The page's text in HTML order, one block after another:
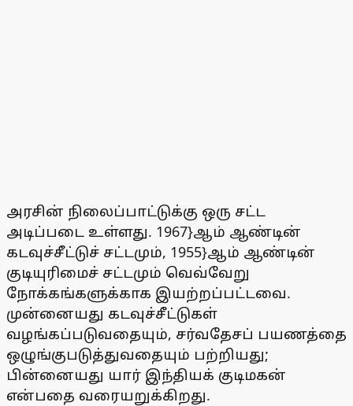
அரசின் நிலைப்பாட்டுக்கு ஒரு சட்ட
அடிப்படை உள்ளது. 1967}ஆம் ஆண்டின்
கடவுச்சீட்டுச் சட்டமும், 1955}ஆம் ஆண்டின்
குடியுரிமைச் சட்டமும் வெவ்வேறு
நோக்கங்களுக்காக இயற்றப்பட்டவை.
முன்னையது கடவுச்சீட்டுகள்
வழங்கப்படுவதையும், சர்வதேசப் பயணத்தை
ஒழுங்குபடுத்துவதையும் பற்றியது;
பின்னையது யார் இந்தியக் குடிமகன்
என்பதை வரையறுக்கிறது.